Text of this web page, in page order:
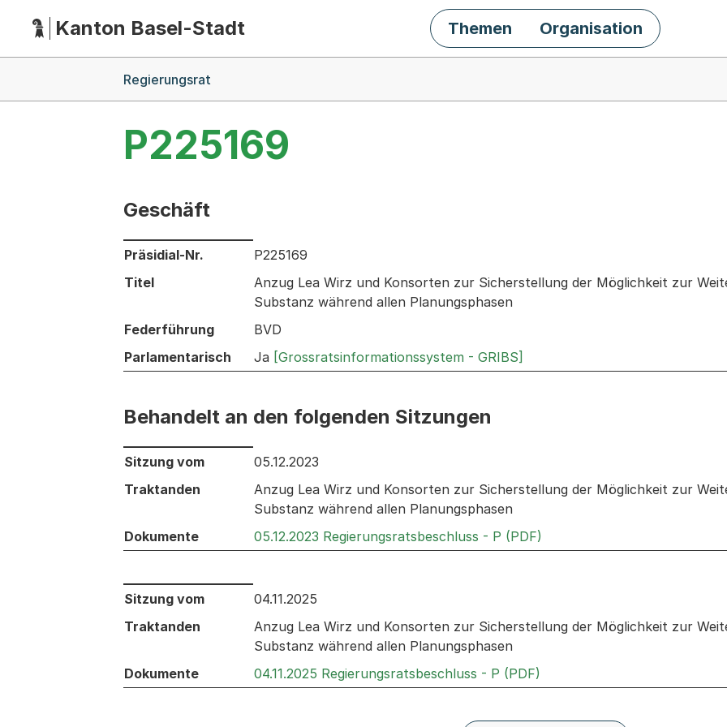
HauptnavigationKanton Basel-Stadt Themen Organisation
Regierungsrat
P225169
Geschäft
Informationen zum Ausgewählten Geschäft
Präsidial-Nr.
P225169
Titel
Anzug Lea Wirz und Konsorten zur Sicherstellung der Möglichkeit zur
Substanz während allen Planungsphasen
Federführung
BVD
Parlamentarisch
Ja [Grossratsinformationssystem - GRIBS]
Behandelt an den folgenden Sitzungen
Behandelt an den folgenden Sitzungen: Informationen zu den Sitzungen zum Geschäft
Sitzung vom
05.12.2023
Traktanden
Anzug Lea Wirz und Konsorten zur Sicherstellung der Möglichkeit zur
Substanz während allen Planungsphasen
Dokumente
05.12.2023 Regierungsratsbeschluss - P (PDF)
Behandelt an den folgenden Sitzungen: Informationen zu den Sitzungen zum Geschäft
Sitzung vom
04.11.2025
Traktanden
Anzug Lea Wirz und Konsorten zur Sicherstellung der Möglichkeit zur
Substanz während allen Planungsphasen
Dokumente
04.11.2025 Regierungsratsbeschluss - P (PDF)